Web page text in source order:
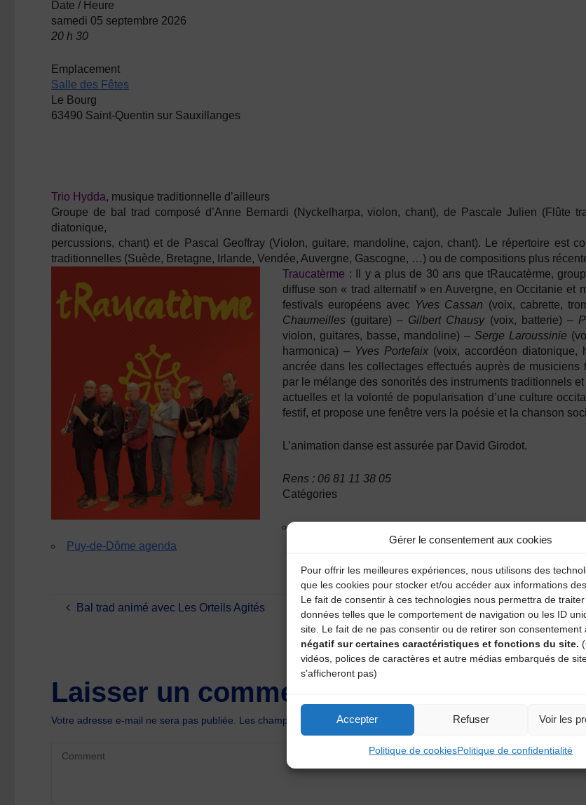
Gérer le consentement aux cookies
Pour offrir les meilleures expériences, nous utilisons des
que les cookies pour stocker et/ou accéder aux informations
Le fait de consentir à ces technologies nous permettra de
données telles que le comportement de navigation ou les ID
site. Le fait de ne pas consentir ou de retirer son consentement
négatif sur certaines caractéristiques et fonctions du site.
vidéos, polices de caractères et autre médias embarqués de
s'afficheront pas)
Accepter Refuser Voir les
Politique de cookiesPolitique de confidentialité
Date / Heure
samedi 05 septembre 2026
20 h 30
Emplacement
Salle des Fêtes
Le Bourg
63490 Saint-Quentin sur Sauxillanges
Trio Hydda, musique traditionnelle d’ailleurs
Groupe de bal trad composé d’Anne Bernardi (Nyckelharpa, violon, chant), de Pascale Julien (Flûte
diatonique,
percussions, chant) et de Pascal Geoffray (Violon, guitare, mandoline, cajon, chant). Le répertoire est
traditionnelles (Suède, Bretagne, Irlande, Vendée, Auvergne, Gascogne, …) ou de compositions plus
Traucatèrme :
Il y a plus de 30 ans que tRaucatèrme,
diffuse son « trad alternatif » en Auvergne, en Occitanie et
festivals européens avec Yves Cassan (voix, cabrette,
Chaumeilles (guitare) – Gilbert Chausy(voix, batterie) –
violon, guitares, basse, mandoline) – Serge Laroussinie
harmonica) – Yves Portefaix (voix, accordéon diatonique,
ancrée dans les collectages effectués auprès de
par le mélange des sonorités des instruments traditionnels
actuelles et la volonté de popularisation d’une culture
festif, et propose une fenêtre vers la poésie et la chanson
L’animation danse est assurée par David Girodot.
Rens : 06 81 11 38 05
Catégories
Puy-de-Dôme agenda
Bal trad animé avec Les Orteils Agités
Laisser un commentaire
Votre adresse e-mail ne sera pas publiée. Les champs obligatoires sont indiqués avec